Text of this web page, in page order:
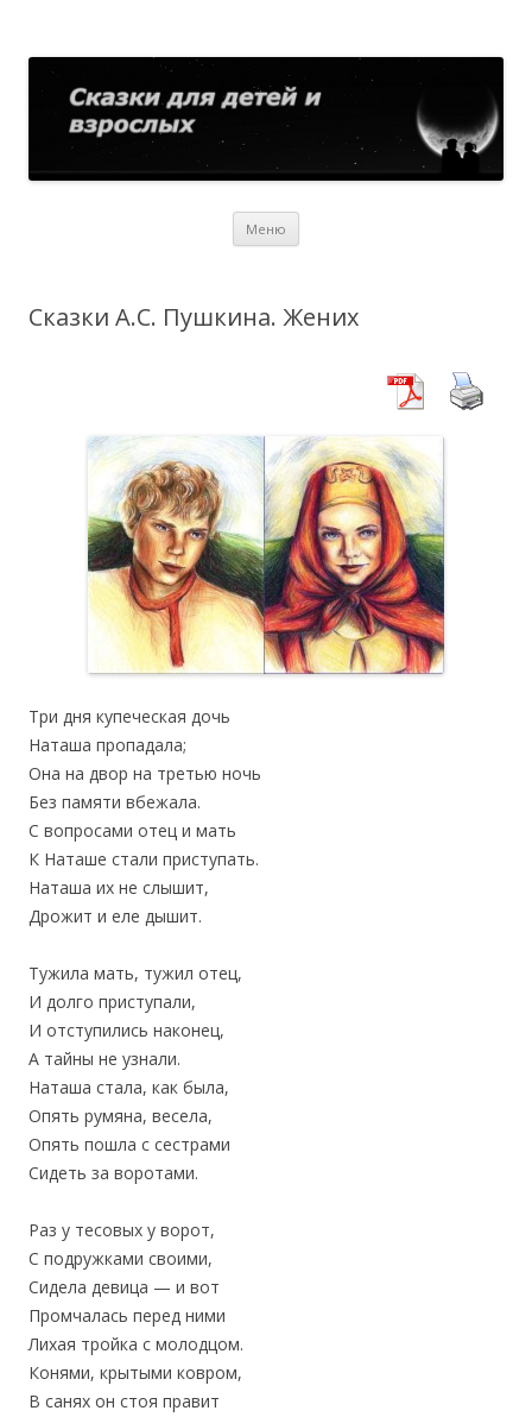
Меню
Сказки А.С. Пушкина. Жених
Три дня купеческая дочь
‎Наташа пропадала;
Она на двор на третью ночь
‎Без памяти вбежала.
C вопросами отец и мать
К Наташе стали приступать.
‎Наташа их не слышит,
‎Дрожит и еле дышит.
Тужила мать, тужил отец,
‎И долго приступали,
И отступились наконец,
‎А тайны не узнали.
Наташа стала, как была,
Опять румяна, весела,
‎Опять пошла с сестрами
‎Сидеть за воротами.
Раз у тесовых у ворот,
‎С подружками своими,
Сидела девица — и вот
‎Промчалась перед ними
Лихая тройка с молодцом.
Конями, крытыми ковром,
‎В санях он стоя правит